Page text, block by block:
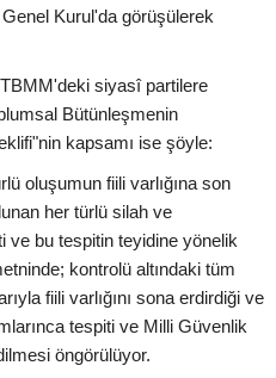
Kurul'da görüşülerek
siyasî partilere
Bütünleşmenin
kapsamı ise şöyle:
oluşumun fiili varlığına son
her türlü silah ve
ve bu tespitin teyidine yönelik
kontrolü altındaki tüm
fiili varlığını sona erdirdiği ve
tespiti ve Milli Güvenlik
öngörülüyor.